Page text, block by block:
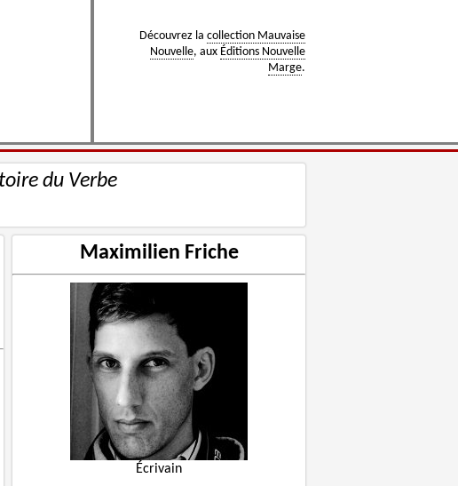
Découvrez la collection Mauvaise
Nouvelle, aux Éditions Nouvelle
Marge.
du Verbe
Maximilien Friche
Écrivain